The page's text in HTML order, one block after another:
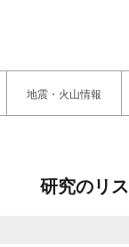
地震・火山情報
研究のリ